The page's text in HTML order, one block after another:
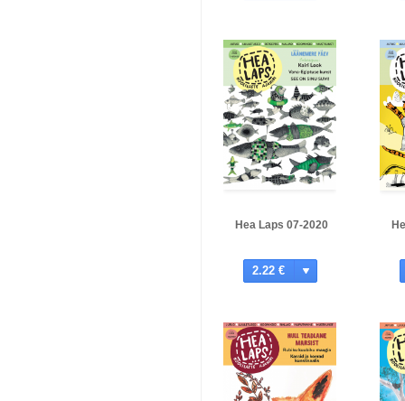
Hea Laps 07-2020
2.22 €